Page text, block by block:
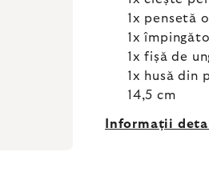
1x pensetă
1x
1x fișă de
1x husă din
14,5 cm
Informaţii